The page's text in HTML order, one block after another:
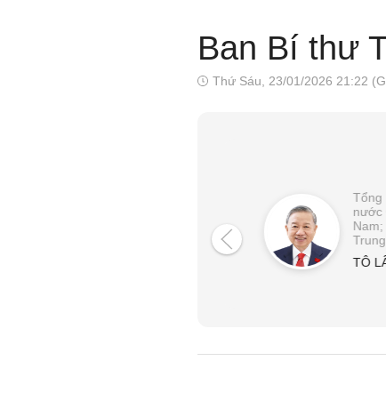
Ban Bí thư
Thứ Sáu, 23/01/2026 21:22
Tổng
nước
TÔ